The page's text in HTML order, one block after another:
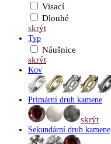
Visací
Dlouhé
skrýt
Typ
Náušnice
skrýt
Kov
Primární druh kamene
skrýt
Sekundární druh kamene